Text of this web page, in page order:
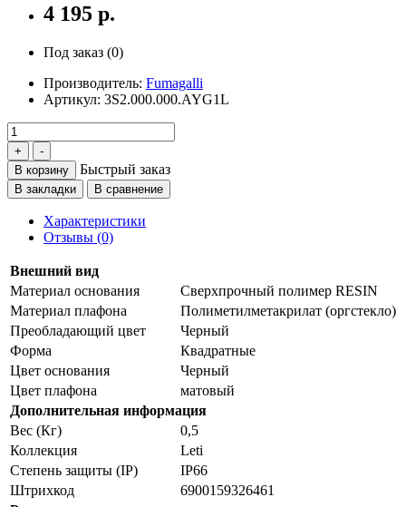
4 195 р.
Под заказ (0)
Производитель: Fumagalli
Артикул: 3S2.000.000.AYG1L
В корзину Быстрый заказ
В закладки В сравнение
Характеристики
Отзывы (0)
Внешний вид
Материал основания
Сверхпрочный полимер RESIN
Материал плафона
Полиметилметакрилат (оргстекло)
Преобладающий цвет
Черный
Форма
Квадратные
Цвет основания
Черный
Цвет плафона
матовый
Дополнительная информация
Вес (Кг)
0,5
Коллекция
Leti
Степень защиты (IP)
IP66
Штрихкод
6900159326461